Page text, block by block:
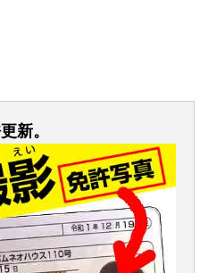
新。